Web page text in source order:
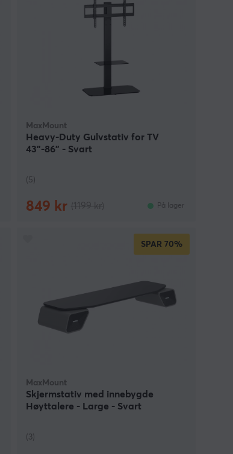
MaxMount
Heavy-Duty Gulvstativ for TV
43"-86" - Svart
(5)
849 kr På lager
SPAR 70%
MaxMount
Skjermstativ med innebygde
Høyttalere - Large - Svart
(3)